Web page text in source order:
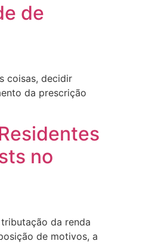
de
coisas, decidir
da prescrição
no
da renda
de motivos, a